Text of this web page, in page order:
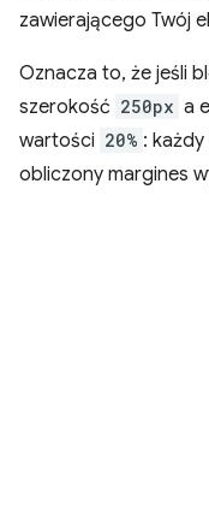
zawierającego Twój
Oznacza to, że jeśli
szerokość 250px a
wartości 20% :
obliczony margines